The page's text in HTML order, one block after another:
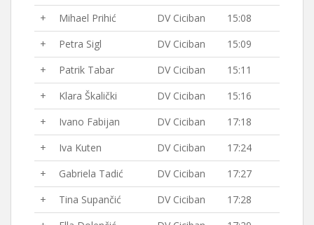
+
Mihael Prihić DV Ciciban
15:08
+
Petra Sigl DV Ciciban
15:09
+
Patrik Tabar DV Ciciban
15:11
+
Klara Škalički DV Ciciban
15:16
+
Ivano Fabijan DV Ciciban
17:18
+
Iva Kuten DV Ciciban
17:24
+
Gabriela Tadić DV Ciciban
17:27
+
Tina Supančić DV Ciciban
17:28